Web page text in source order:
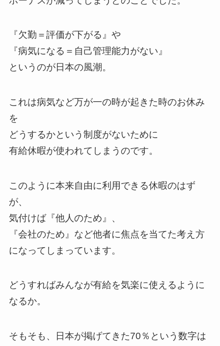
『欠勤＝評価が下がる』や
『病気になる＝自己管理能力がない』
というのが日本の風潮。
これは病気など万が一の時が起きた時のお休み
を
どうするかという制度がないために
有給休暇が使われてしまうのです。
このように本来自由に利用できる休暇のはず
が、
気付けば『他人のため』、
『会社のため』など他者に焦点を当てた考え方
になってしまっています。
どうすればみんなが有給を気楽に使えるように
なるか。
そもそも、日本が掲げてきた70％という数字は